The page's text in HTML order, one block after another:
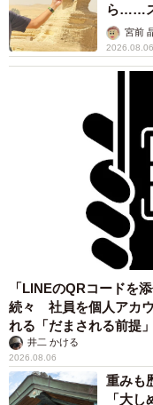
ら……
カモ代
宮前
2026.08.06
「LINEのQRコードを
続々 社員を個人アカ
れる「だまされる前提
井二 かける
2026.08.06
重みも
「大